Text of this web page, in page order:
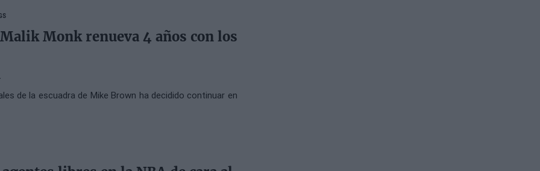
Monk renueva 4 años con los
de la escuadra de Mike Brown ha decidido continuar en